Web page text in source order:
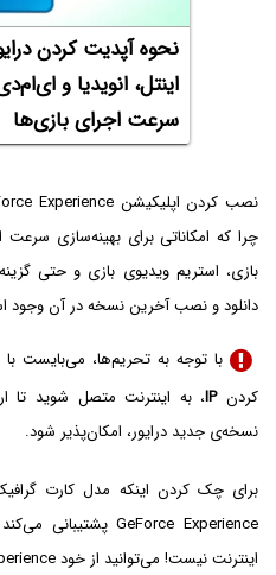
نحوه آپدیت کردن
اینتل، انویدیا و
سرعت اجرای بازی‌ها
چرا که امکاناتی برای بهینه‌سازی
بازی، استریم ویدیوی بازی و حتی
دانلود و نصب آخرین نسخه در آن وجود
با توجه به تحریم‌ها، می‌بایست با
کردنIP، به اینترنت متصل شوید تا
نسخه‌ی جدید درایور، امکان‌پذیر شود.
برای چک کردن اینکه مدل کارت
GeForce Experience پشتیبانی می‌کند یا خیر، نیازی به